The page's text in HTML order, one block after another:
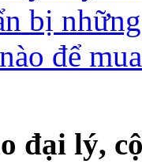
bị
để
đại lý,